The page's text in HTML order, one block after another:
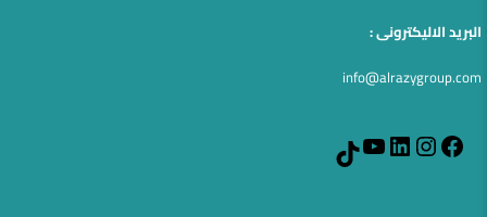
البريد الاليكترونى :
info@alrazygroup.com
Facebook
Instagram
LinkedIn
YouTube